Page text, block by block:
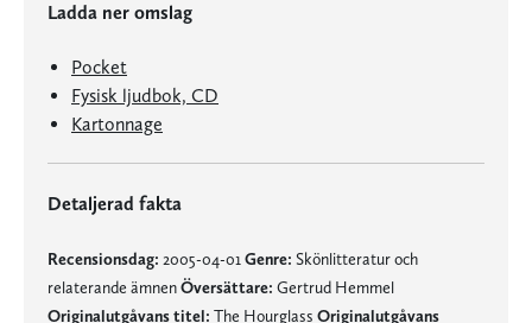
Ladda ner omslag
Pocket
Fysisk ljudbok, CD
Kartonnage
Detaljerad fakta
Recensionsdag: 2005-04-01 Genre: Skönlitteratur och
relaterande ämnenÖversättare: Gertrud Hemmel
Originalutgåvans titel: The Hourglass Originalutgåvans